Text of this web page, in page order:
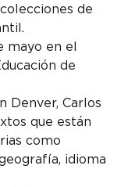
de
mayo en el
de
Denver, Carlos
que están
como
idioma